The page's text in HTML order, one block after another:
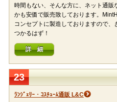
時間もない、そんな方に、ネット通販
かも安価で販売致しております。
コンセプトに製造しておりますので
つかるはず！
詳 細
23
ﾗﾝｼﾞｪﾘｰ・ｺｽﾁｭｰﾑ通販 L&C